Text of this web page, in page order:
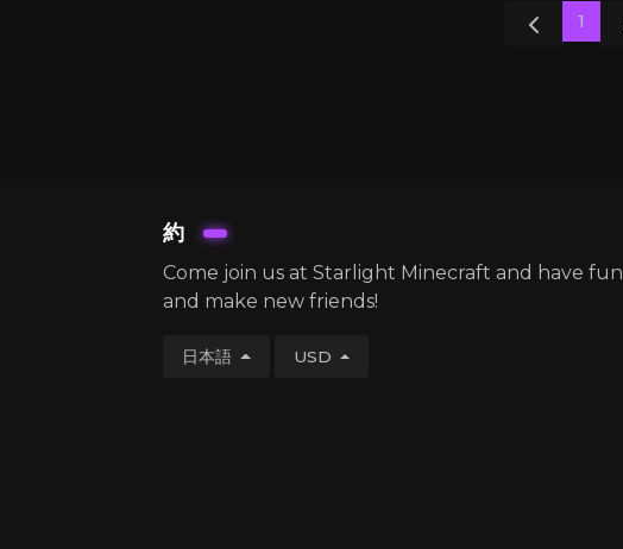
1
約
Come join us at Starlight Minecraft and have fun
and make new friends!
日本語 USD